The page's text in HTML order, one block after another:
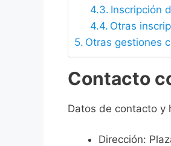
Inscripción
Otras
Otras gestiones
Contacto
Datos de contacto y
Dirección: